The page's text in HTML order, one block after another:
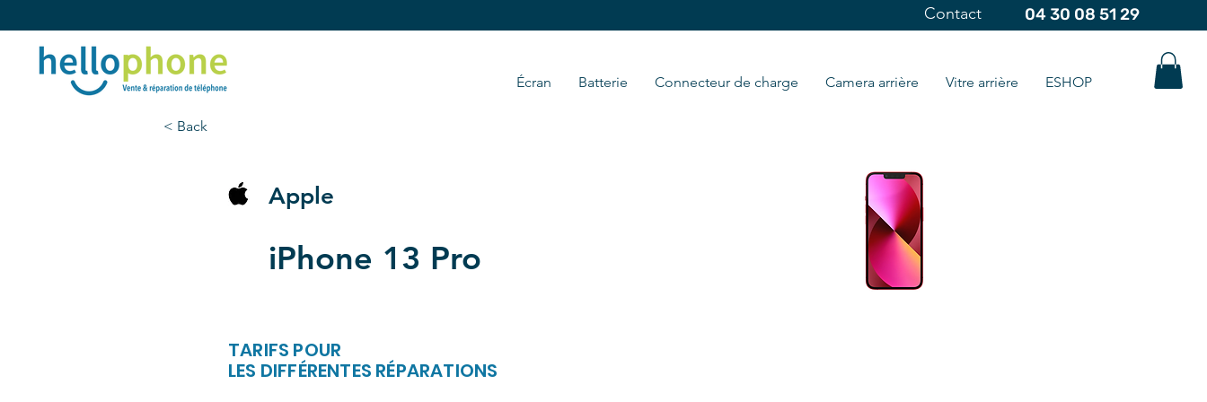
Contact 04 30 08 51 29
Écran Batterie Connecteur de charge Camera arrière Vitre arrière ESHOP
< Back
Apple
iPhone 13 Pro
TARIFS POUR
LES DIFFÉRENTES RÉPARATIONS